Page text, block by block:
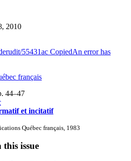
2010
55431ac CopiedAn error has
français
44–47
et incitatif
Québec français, 1983
this issue